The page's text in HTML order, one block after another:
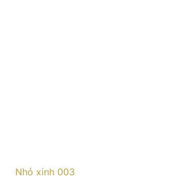
Nhỏ xinh 003